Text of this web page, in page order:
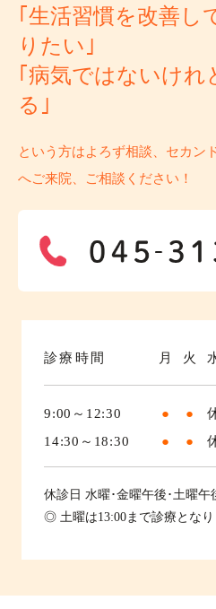
｢生活習慣を改善し
りたい｣
｢病気ではないけれ
る｣
という方はよろず相談、セカン
へご来院、ご相談ください！
診療時間 月 火
9:00～12:30 ● ●
14:30～18:30
● ●
休診日 水曜･金曜午後･土曜午
◎ 土曜は13:00まで診療となり